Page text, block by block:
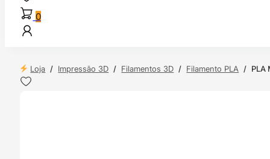
0
Loja / Impressão 3D / Filamentos 3D / Filamento PLA / PLA